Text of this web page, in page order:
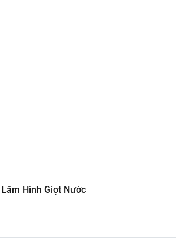
chết. Sử dụng đều đặn hàng ngày hoặc
kể cả làn da nhạy cảm nhờ chất liệu
Hình Giọt Nước